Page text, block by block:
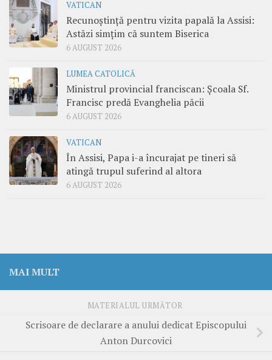
VATICAN
Recunoștință pentru vizita papală la Assisi:
Astăzi simțim că suntem Biserica
6 AUGUST 2026
LUMEA CATOLICĂ
Ministrul provincial franciscan: Școala Sf.
Francisc predă Evanghelia păcii
6 AUGUST 2026
VATICAN
În Assisi, Papa i-a încurajat pe tineri să
atingă trupul suferind al altora
6 AUGUST 2026
MAI MULT
MATERIALUL URMĂTOR
Scrisoare de declarare a anului dedicat Episcopului
Anton Durcovici